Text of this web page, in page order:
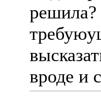
решила?
вроде и